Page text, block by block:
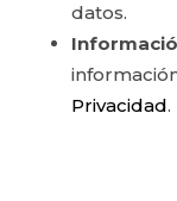
datos.
Privacidad.